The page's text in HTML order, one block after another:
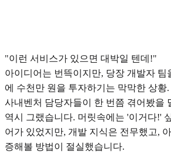
"이런 서비스가 있으면 대박일 텐데!"
아이디어는 번뜩이지만, 당장 개발자 팀
에 수천만 원을 투자하기는 막막한 상황
사내벤처 담당자들이 한 번쯤 겪어봤을
역시 그랬습니다. 머릿속에는 '이거다!'
어가 있었지만, 개발 지식은 전무했고,
증해볼 방법이 절실했습니다.